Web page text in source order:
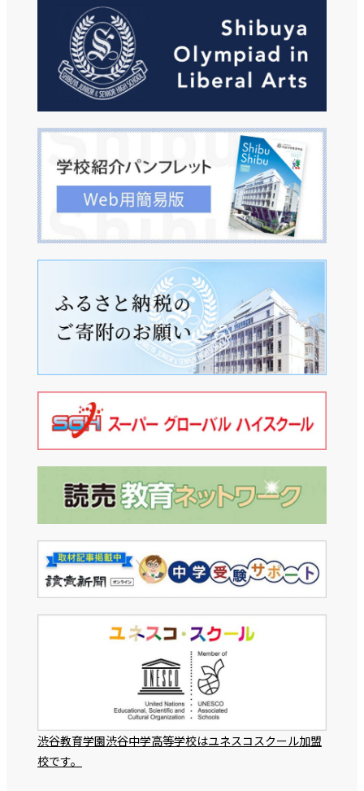
渋谷教育学園渋谷中学高等学校はユネスコスクール加盟
校です。